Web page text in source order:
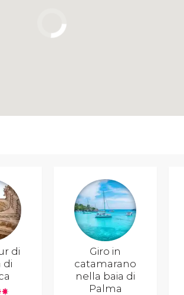
di
di
Giro in
catamarano
nella baia di
Palma